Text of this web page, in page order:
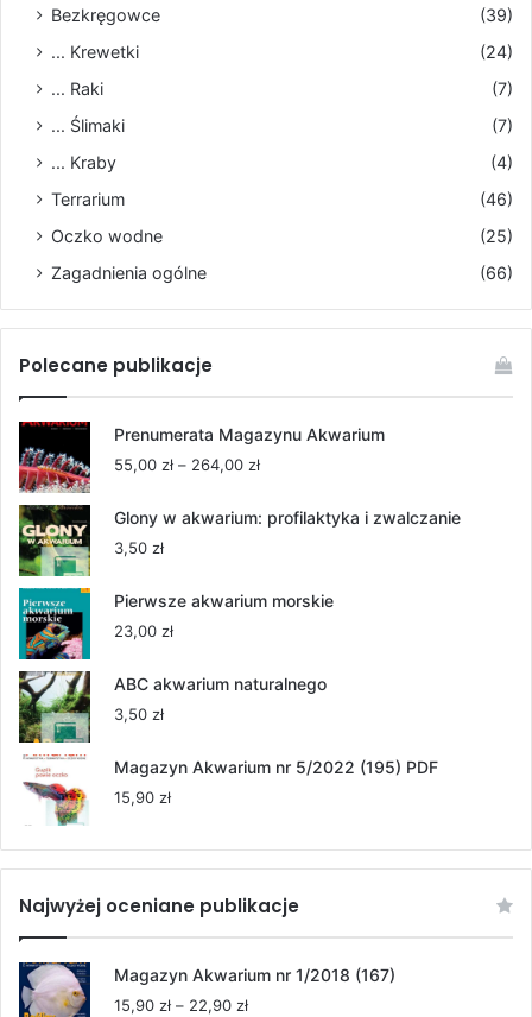
Bezkręgowce
(39)
... Krewetki
(24)
... Raki
(7)
... Ślimaki
(7)
... Kraby
(4)
Terrarium
(46)
Oczko wodne
(25)
Zagadnienia ogólne
(66)
Polecane publikacje
Prenumerata Magazynu Akwarium
55,00 zł – 264,00 złZakres
od
Glony w akwarium: profilaktyka i zwalczanie
3,50 zł
Pierwsze akwarium morskie
23,00 zł
ABC akwarium naturalnego
3,50 zł
Magazyn Akwarium nr 5/2022 (195) PDF
15,90 zł
Najwyżej oceniane publikacje
Magazyn Akwarium nr 1/2018 (167)
15,90 zł – 22,90 złZakres